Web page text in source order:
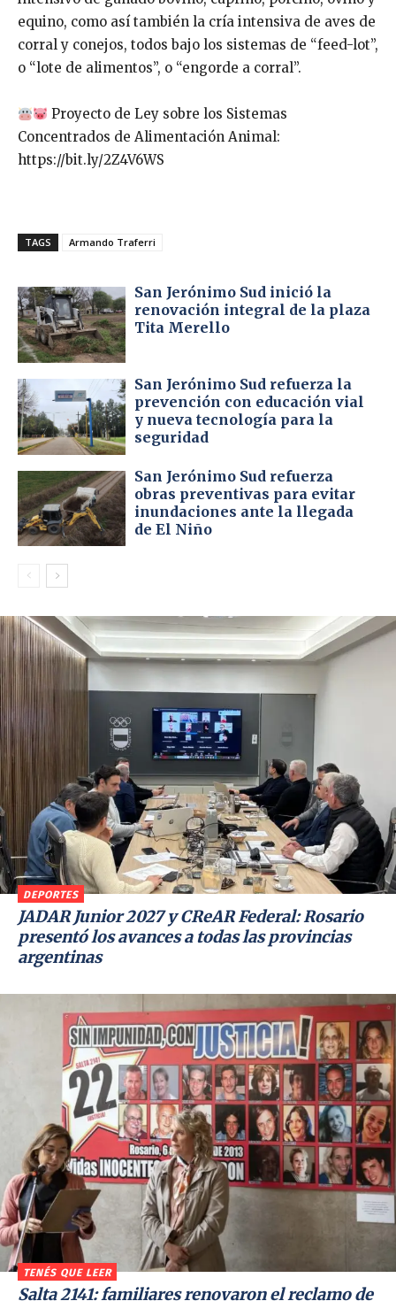
equino, como así también la cría intensiva de aves de
corral y conejos, todos bajo los sistemas de “feed-lot”,
o “lote de alimentos”, o “engorde a corral”.
Proyecto de Ley sobre los Sistemas
Concentrados de Alimentación Animal:
https://bit.ly/2Z4V6WS
TAGS Armando Traferri
San Jerónimo Sud inició la
renovación integral de la plaza
Tita Merello
San Jerónimo Sud refuerza la
prevención con educación vial
y nueva tecnología para la
seguridad
San Jerónimo Sud refuerza
obras preventivas para evitar
inundaciones ante la llegada
de El Niño
DEPORTES
JADAR Junior 2027 y CReAR Federal: Rosario
presentó los avances a todas las provincias
argentinas
TENÉS QUE LEER
Salta 2141: familiares renovaron el reclamo de